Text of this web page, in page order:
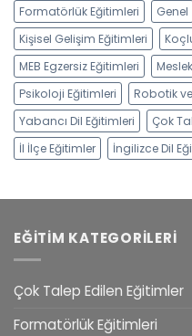
Formatörlük Eğitimleri Genel
Kişisel Gelişim Eğitimleri
MEB Egzersiz Eğitimleri
Psikoloji Eğitimleri
Robotik
Yabancı Dil Eğitimleri
Çok
İl İlçe Eğitimler
İngilizce Dil
EĞITIM KATEGORILERI
Çok Talep Edilen Eğitimler
Formatörlük Eğitimleri